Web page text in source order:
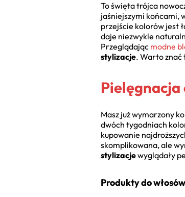
To święta trójca
jaśniejszymi końcami,
przejście kolorów jest
daje niezwykle
Przeglądając modne
stylizacje. Warto znać
Pielęgnacja
Masz już wymarzony
dwóch tygodniach
kupowanie
skomplikowana, ale
stylizacjewyglądały
Produkty do